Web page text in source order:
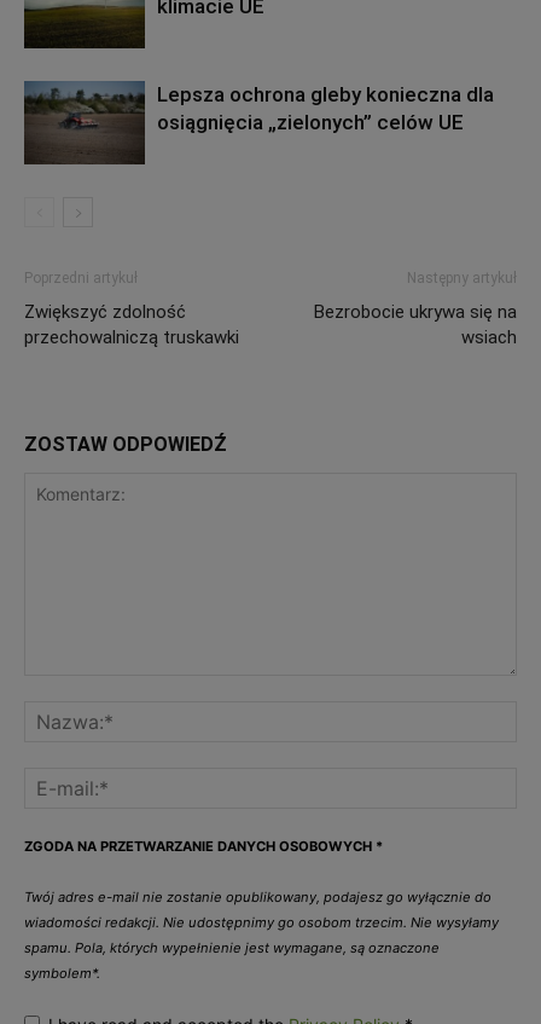
klimacie UE
Lepsza ochrona gleby konieczna dla
osiągnięcia „zielonych” celów UE
Poprzedni artykuł
Zwiększyć zdolność
przechowalniczą truskawki
Następny artykuł
Bezrobocie ukrywa się na
wsiach
ZOSTAW ODPOWIEDŹ
ZGODA NA PRZETWARZANIE DANYCH OSOBOWYCH *
Twój adres e-mail nie zostanie opublikowany, podajesz go wyłącznie do
wiadomości redakcji. Nie udostępnimy go osobom trzecim. Nie wysyłamy
spamu. Pola, których wypełnienie jest wymagane, są oznaczone
symbolem*.